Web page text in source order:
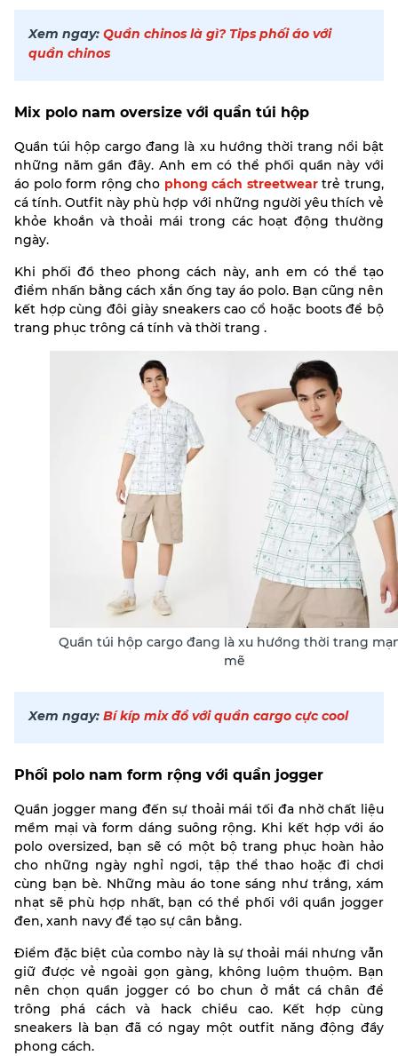
Xem ngay: Quần chinos là gì? Tips phối áo với
quần chinos
Mix polo nam oversize với quần túi hộp
Quần túi hộp cargo đang là xu hướng thời trang nổi bật
những năm gần đây. Anh em có thể phối quần này với
áo polo form rộng cho phong cách streetweartrẻ trung,
cá tính. Outfit này phù hợp với những người yêu thích vẻ
khỏe khoắn và thoải mái trong các hoạt động thường
ngày.
Khi phối đồ theo phong cách này, anh em có thể tạo
điểm nhấn bằng cách xắn ống tay áo polo. Bạn cũng nên
kết hợp cùng đôi giày sneakers cao cổ hoặc boots để bộ
trang phục trông cá tính và thời trang .
Quần túi hộp cargo đang là xu hướng thời trang
mẽ
Xem ngay: Bí kíp mix đồ với quần cargo cực cool
Phối polo nam form rộng với quần jogger
Quần jogger mang đến sự thoải mái tối đa nhờ chất liệu
mềm mại và form dáng suông rộng. Khi kết hợp với áo
polo oversized, bạn sẽ có một bộ trang phục hoàn hảo
cho những ngày nghỉ ngơi, tập thể thao hoặc đi chơi
cùng bạn bè. Những màu áo tone sáng như trắng, xám
nhạt sẽ phù hợp nhất, bạn có thể phối với quần jogger
đen, xanh navy để tạo sự cân bằng.
Điểm đặc biệt của combo này là sự thoải mái nhưng vẫn
giữ được vẻ ngoài gọn gàng, không luộm thuộm. Bạn
nên chọn quần jogger có bo chun ở mắt cá chân để
trông phá cách và hack chiều cao. Kết hợp cùng
sneakers là bạn đã có ngay một outfit năng động đầy
phong cách.